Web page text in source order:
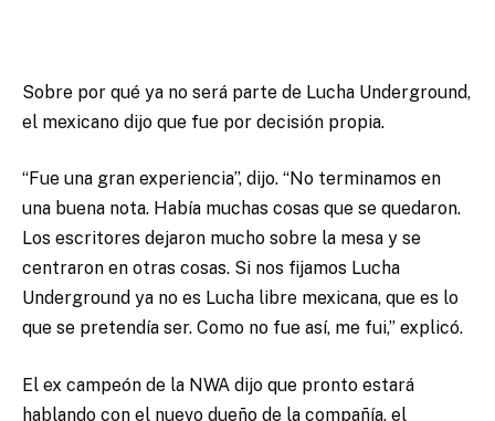
Sobre por qué ya no será parte de Lucha Underground,
el mexicano dijo que fue por decisión propia.
“Fue una gran experiencia”, dijo. “No terminamos en
una buena nota. Había muchas cosas que se quedaron.
Los escritores dejaron mucho sobre la mesa y se
centraron en otras cosas. Si nos fijamos Lucha
Underground ya no es Lucha libre mexicana, que es lo
que se pretendía ser. Como no fue así, me fui,” explicó.
El ex campeón de la NWA dijo que pronto estará
hablando con el nuevo dueño de la compañía, el